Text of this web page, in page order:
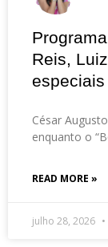
Reis,
César
enquanto o
READ MORE »
julho 28, 2026